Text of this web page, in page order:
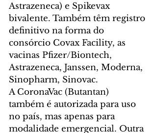
Astrazeneca) e Spikevax
bivalente. Também têm registro
definitivo na forma do
consórcio Covax Facility, as
vacinas Pfizer/Biontech,
Astrazeneca, Janssen, Moderna,
Sinopharm, Sinovac.
A CoronaVac (Butantan)
também é autorizada para uso
no país, mas apenas para
modalidade emergencial. Outra